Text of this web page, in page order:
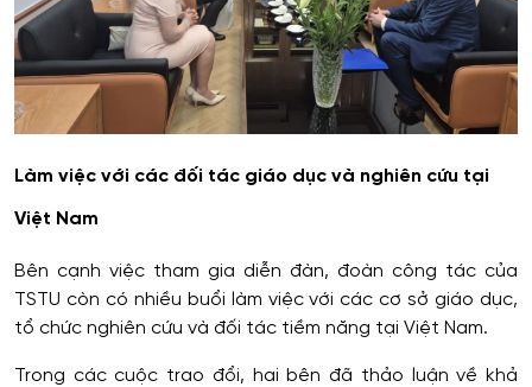
Làm việc với các đối tác giáo dục và nghiên cứu tại
Việt Nam
Bên cạnh việc tham gia diễn đàn, đoàn công tác của
TSTU còn có nhiều buổi làm việc với các cơ sở giáo dục,
tổ chức nghiên cứu và đối tác tiềm năng tại Việt Nam.
Trong các cuộc trao đổi, hai bên đã thảo luận về khả